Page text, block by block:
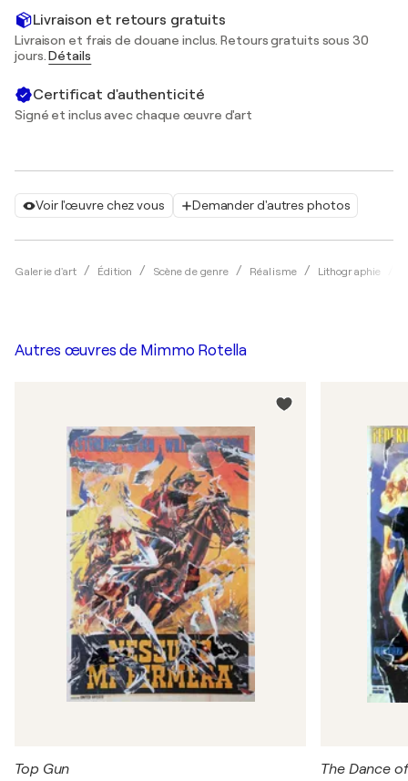
Voir l'œuvre chez vous Demander d'autres photos
Galerie d'art Édition Scène de genre Réalisme Lithographie
Livraison et retours gratuits
Livraison et frais de douane inclus. Retours gratuits sous 30
jours.Détails
Certificat d'authenticité
Signé et inclus avec chaque œuvre d'art
Autres œuvres de Mimmo Rotella
Top Gun The Dance